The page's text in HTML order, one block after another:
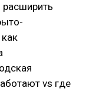
vs где